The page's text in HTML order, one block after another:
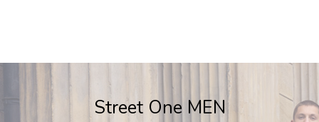
Street One MEN